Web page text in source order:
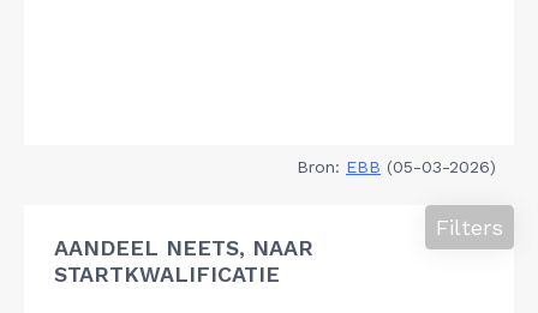
Bron: EBB (05-03-2026)
AANDEEL NEETS, NAAR
STARTKWALIFICATIE
Filters